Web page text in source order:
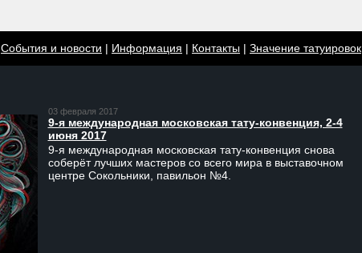
События и новости | Информация | Контакты | Значение татуировок
03 февраля 2017
9-я международная московская тату-конвенция, 2-4
июня 2017
9-я международная московская тату-конвенция снова
соберёт лучших мастеров со всего мира в выставочном
центре Сокольники, павильон №4.